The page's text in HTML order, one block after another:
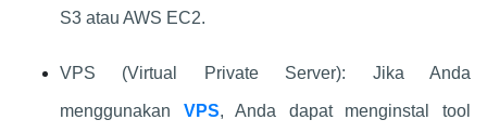
S3 atau AWS EC2.
VPS (Virtual Private Server): Jika Anda
menggunakan VPS, Anda dapat menginstal tool